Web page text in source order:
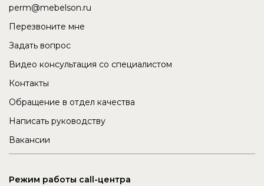
perm@mebelson.ru
Перезвоните мне
Задать вопрос
Видео консультация со специалистом
Контакты
Обращение в отдел качества
Написать руководству
Вакансии
Режим работы call-центра